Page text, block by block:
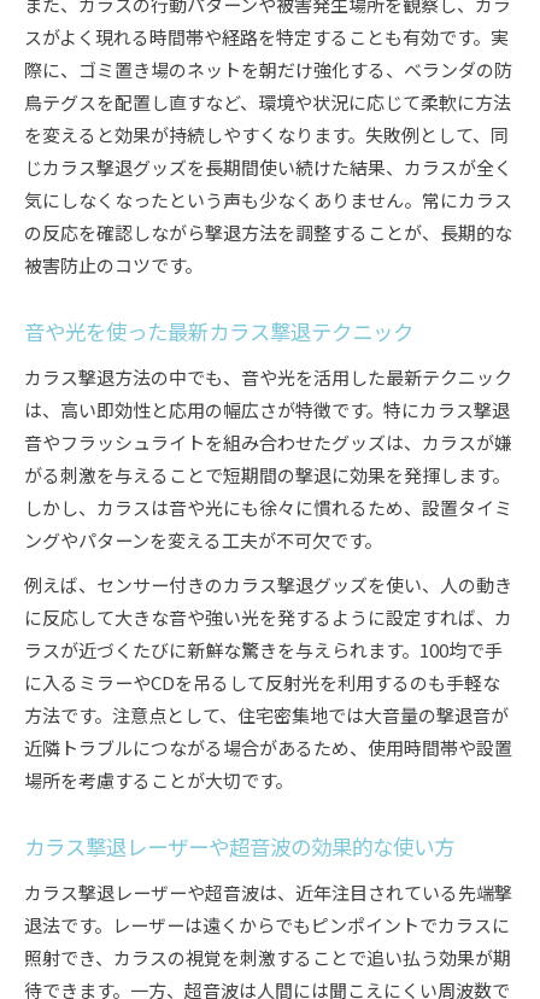
スがよく現れる時間帯や経路を特定することも有効です。実
際に、ゴミ置き場のネットを朝だけ強化する、ベランダの防
鳥テグスを配置し直すなど、環境や状況に応じて柔軟に方法
を変えると効果が持続しやすくなります。失敗例として、同
じカラス撃退グッズを長期間使い続けた結果、カラスが全く
気にしなくなったという声も少なくありません。常にカラス
の反応を確認しながら撃退方法を調整することが、長期的な
被害防止のコツです。
音や光を使った最新カラス撃退テクニック
カラス撃退方法の中でも、音や光を活用した最新テクニック
は、高い即効性と応用の幅広さが特徴です。特にカラス撃退
音やフラッシュライトを組み合わせたグッズは、カラスが嫌
がる刺激を与えることで短期間の撃退に効果を発揮します。
しかし、カラスは音や光にも徐々に慣れるため、設置タイミ
ングやパターンを変える工夫が不可欠です。
例えば、センサー付きのカラス撃退グッズを使い、人の動き
に反応して大きな音や強い光を発するように設定すれば、カ
ラスが近づくたびに新鮮な驚きを与えられます。100均で手
に入るミラーやCDを吊るして反射光を利用するのも手軽な
方法です。注意点として、住宅密集地では大音量の撃退音が
近隣トラブルにつながる場合があるため、使用時間帯や設置
場所を考慮することが大切です。
カラス撃退レーザーや超音波の効果的な使い方
カラス撃退レーザーや超音波は、近年注目されている先端撃
退法です。レーザーは遠くからでもピンポイントでカラスに
照射でき、カラスの視覚を刺激することで追い払う効果が期
待できます。一方、超音波は人間には聞こえにくい周波数で